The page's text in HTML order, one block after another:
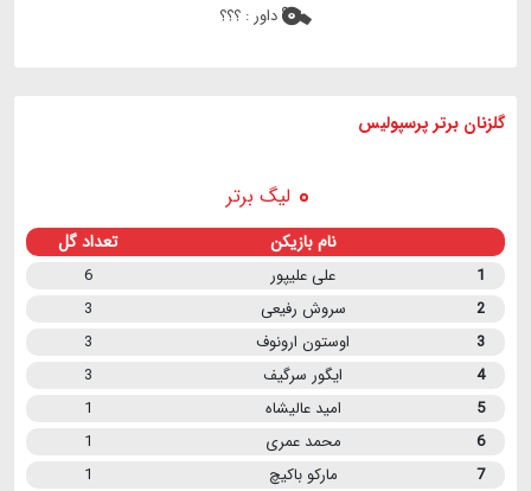
داور : ؟؟؟
گلزنان برتر پرسپولیس
لیگ برتر
نام بازیکن تعداد گل
1 علی علیپور
6
2
سروش رفیعی
3
3
اوستون ارونوف
3
4
ایگور سرگیف
3
5
امید عالیشاه
1
6
محمد عمری
1
7
مارکو باکیچ
1